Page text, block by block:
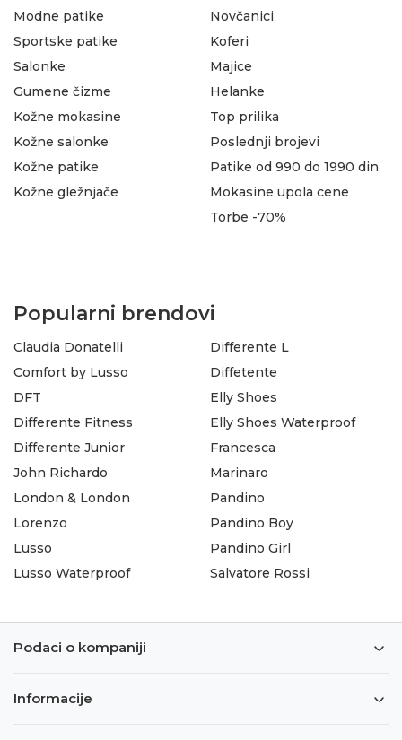
Modne patike
Sportske patike
Salonke
Gumene čizme
Novčanici
Koferi
Majice
Helanke
Kožne mokasine
Kožne salonke
Kožne patike
Kožne gležnjače
Top prilika
Poslednji brojevi
Patike od 990 do 1990 din
Mokasine upola cene
Torbe -70%
Popularni brendovi
Claudia Donatelli
Comfort by Lusso
DFT
Differente Fitness
Differente Junior
Differente L
Diffetente
Elly Shoes
Elly Shoes Waterproof
Francesca
John Richardo
London & London
Lorenzo
Lusso
Lusso Waterproof
Marinaro
Pandino
Pandino Boy
Pandino Girl
Salvatore Rossi
Podaci o kompaniji
Informacije